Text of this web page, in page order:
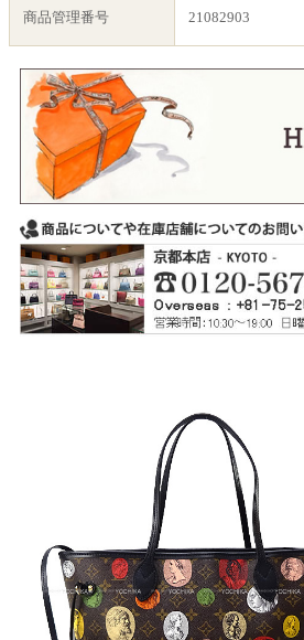
商品管理番号 21082903